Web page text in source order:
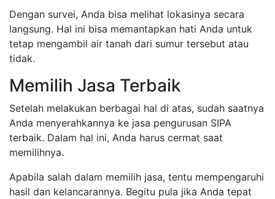
Dengan survei, Anda bisa melihat lokasinya secara
langsung. Hal ini bisa memantapkan hati Anda untuk
tetap mengambil air tanah dari sumur tersebut atau
tidak.
Memilih Jasa Terbaik
Setelah melakukan berbagai hal di atas, sudah saatnya
Anda menyerahkannya ke jasa pengurusan SIPA
terbaik. Dalam hal ini, Anda harus cermat saat
memilihnya.
Apabila salah dalam memilih jasa, tentu mempengaruhi
hasil dan kelancarannya. Begitu pula jika Anda tepat